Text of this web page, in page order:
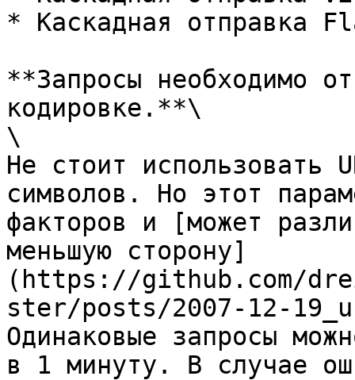
* Каскадная отправка
**Запросы необходимо
кодировке.**\
\
Не стоит использовать
символов. Но этот
факторов и [может
меньшую сторону]
(https://github.com/
ster/posts/2007-12-
Одинаковые запросы
в 1 минуту. В случае